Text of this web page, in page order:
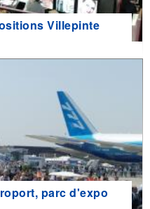
Villepinte
parc d'expo